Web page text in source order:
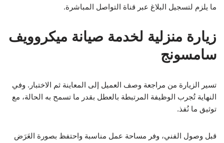
ما يلزم لتسجيل البلاغ عبر قناة التواصل المباشرة.
زيارة منزلية لخدمة صيانة ميكروويف
سامسونج
تسير الزيارة من مراجعة وصف العميل إلى المعاينة ثم الاختبار. وفي
النهاية تُجرب الوظيفة المرتبطة بالعطل بقدر ما تسمح به الحالة، مع
توثيق ما نُفذ.
قبل وصول الفني، وفر مساحة عمل مناسبة واحتفظ بصورة العَرَض